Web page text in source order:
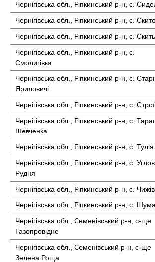
Чернігівська обл., Ріпкинський р-н, с.
Чернігівська обл., Ріпкинський р-н, с.
Чернігівська обл., Ріпкинський р-н, с.
Чернігівська обл., Ріпкинський р-н, с.
Смолигівка
Чернігівська обл., Ріпкинський р-н, с. Старі
Яриловичі
Чернігівська обл., Ріпкинський р-н, с.
Чернігівська обл., Ріпкинський р-н, с.
Шевченка
Чернігівська обл., Ріпкинський р-н, с. Тулія
Чернігівська обл., Ріпкинський р-н, с.
Рудня
Чернігівська обл., Ріпкинський р-н, с.
Чернігівська обл., Ріпкинський р-н, с.
Чернігівська обл., Семенівський р-н, с-ще
Газопровідне
Чернігівська обл., Семенівський р-н, с-ще
Зелена Роща